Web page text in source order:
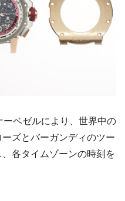
ベゼルにより、世界中の
ズとバーガンディのツー
各タイムゾーンの時刻を